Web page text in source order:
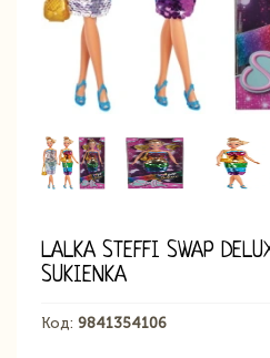
LALKA STEFFI SWAP
SUKIENKA
Код: 9841354106